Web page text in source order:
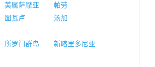
美属萨摩亚
帕劳
图瓦卢
汤加
所罗门群岛
新喀里多尼亚